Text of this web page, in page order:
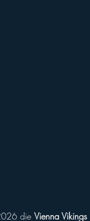
die Vienna Vikings